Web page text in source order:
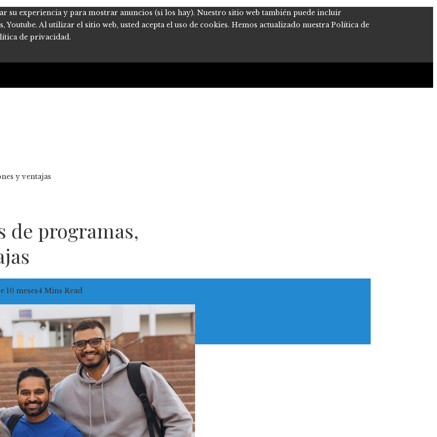
su experiencia y para mostrar anuncios (si los hay). Nuestro sitio web también puede incluir
Youtube. Al utilizar el sitio web, usted acepta el uso de cookies. Hemos actualizado nuestra Política de
de privacidad.
y ventajas
de programas,
10 meses4 Mins Read